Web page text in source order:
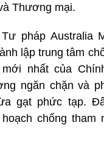
Thương mại.
pháp Australia
lập trung tâm
nhất của
ngăn chặn và
gạt phức tạp.
chống tham